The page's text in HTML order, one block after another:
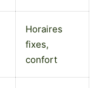
Horaires
fixes,
confort